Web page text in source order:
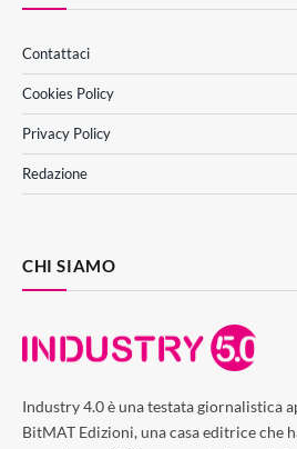
Contattaci
Cookies Policy
Privacy Policy
Redazione
CHI SIAMO
Industry 4.0 è una testata giornalistica
BitMAT Edizioni, una casa editrice che